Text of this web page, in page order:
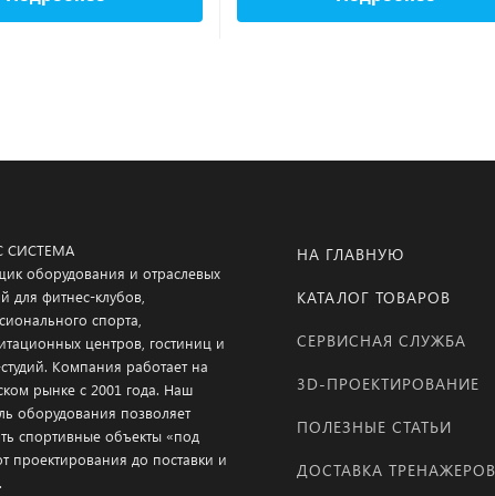
СИСТЕМА
оборудования и отраслевых
для фитнес-клубов,
спорта,
центров, гостиниц и
Компания работает на
рынке с 2001 года. Наш
оборудования позволяет
спортивные объекты «под
проектирования до поставки и
НА ГЛАВНУЮ
КАТАЛОГ ТОВАРОВ
СЕРВИСНАЯ СЛУЖБА
3D-ПРОЕКТИРОВАНИЕ
ПОЛЕЗНЫЕ СТАТЬИ
ДОСТАВКА ТРЕНАЖЕРОВ